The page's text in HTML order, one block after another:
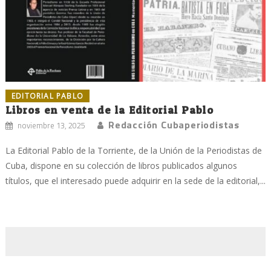
EDITORIAL PABLO
Libros en venta de la Editorial Pablo
noviembre 13, 2025 Redacción Cubaperiodistas
La Editorial Pablo de la Torriente, de la Unión de la Periodistas de
Cuba, dispone en su colección de libros publicados algunos
títulos, que el interesado puede adquirir en la sede de la editorial,...